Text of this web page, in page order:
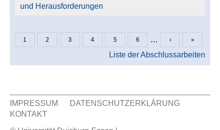
und Herausforderungen
Seiten
1 2 3 4 5 6 … › »
Liste der Abschlussarbeiten
Sekundär Menü
IMPRESSUM
DATENSCHUTZERKLÄRUNG
KONTAKT